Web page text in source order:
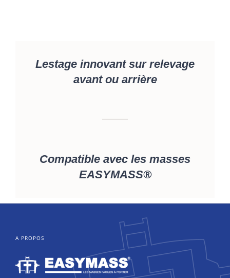
Lestage innovant sur relevage
avant ou arrière
Compatible avec les masses
EASYMASS®
A PROPOS